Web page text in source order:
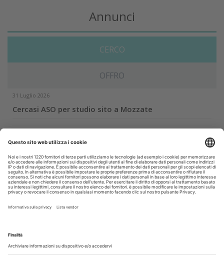
Annunci
CERCO
OFFRO
31 Luglio 2026
Cercasi ASO per studio sito a Mozzate
30 Luglio 2026
Cercasi assistente alla poltrona in Cusago
30 Luglio 2026
Pistoia - studio cerca segretaria